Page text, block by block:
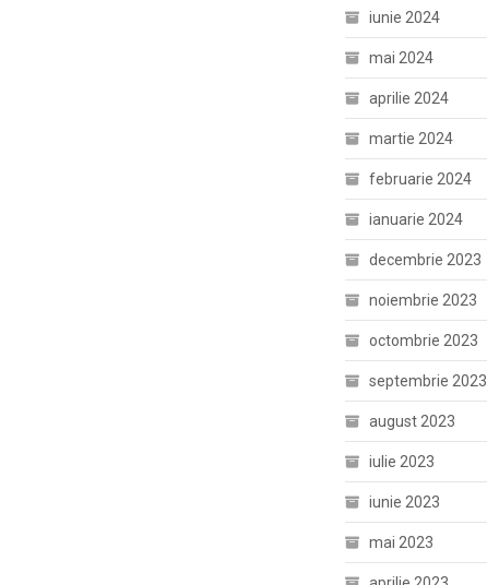
iunie 2024
mai 2024
aprilie 2024
martie 2024
februarie 2024
ianuarie 2024
decembrie 2023
noiembrie 2023
octombrie 2023
septembrie 2023
august 2023
iulie 2023
iunie 2023
mai 2023